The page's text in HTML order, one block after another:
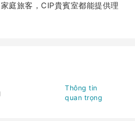
庭旅客，CIP貴賓室都能提供理
Thông tin
quan trọng